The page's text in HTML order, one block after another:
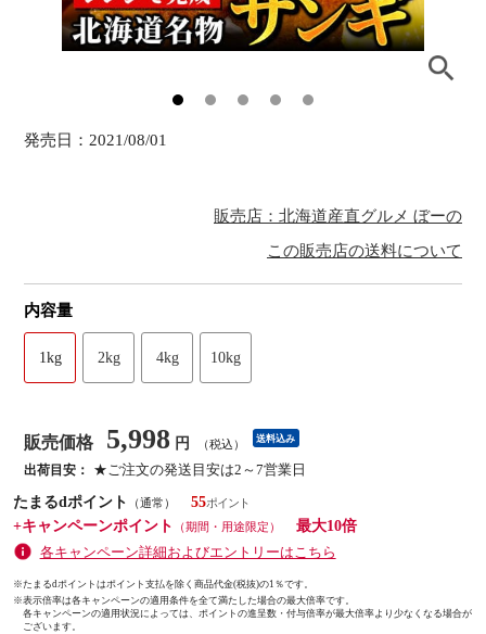
発売日： 2021/08/01
販売店：北海道産直グルメ ぼーの
この販売店の送料について
内容量
1kg 2kg 4kg 10kg
販売価格 5,998 円 （税込） 送料込み
出荷目安：
★ご注文の発送目安は2～7営業日
たまるdポイント
（通常）
55
+キャンペーンポイント
（期間・用途限定）
最大10倍
各キャンペーン詳細およびエントリーはこちら
※たまるdポイントはポイント支払を除く商品代金(税抜)の1％です。
※表示倍率は各キャンペーンの適用条件を全て満たした場合の最大倍率です。
各キャンペーンの適用状況によっては、ポイントの進呈数・付与倍率が最大倍率より少なくなる場合が
ございます。